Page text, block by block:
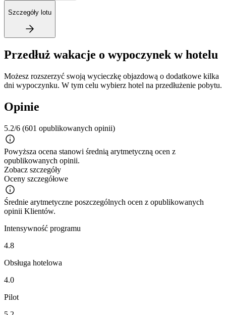
Szczegóły lotu
Przedłuż wakacje o wypoczynek w hotelu
Możesz rozszerzyć swoją wycieczkę objazdową o dodatkowe kilka
dni wypoczynku. W tym celu wybierz hotel na przedłużenie pobytu.
Opinie
5.2/6 (601 opublikowanych opinii)
Powyższa ocena stanowi średnią arytmetyczną ocen z
opublikowanych opinii.
Zobacz szczegóły
Oceny szczegółowe
Średnie arytmetyczne poszczególnych ocen z opublikowanych
opinii Klientów.
Intensywność programu
4.8
Obsługa hotelowa
4.0
Pilot